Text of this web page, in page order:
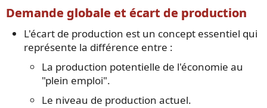
Demande globale et écart de production
L'écart de production est un concept essentiel qui
représente la différence entre :
La production potentielle de l'économie au
"plein emploi".
Le niveau de production actuel.